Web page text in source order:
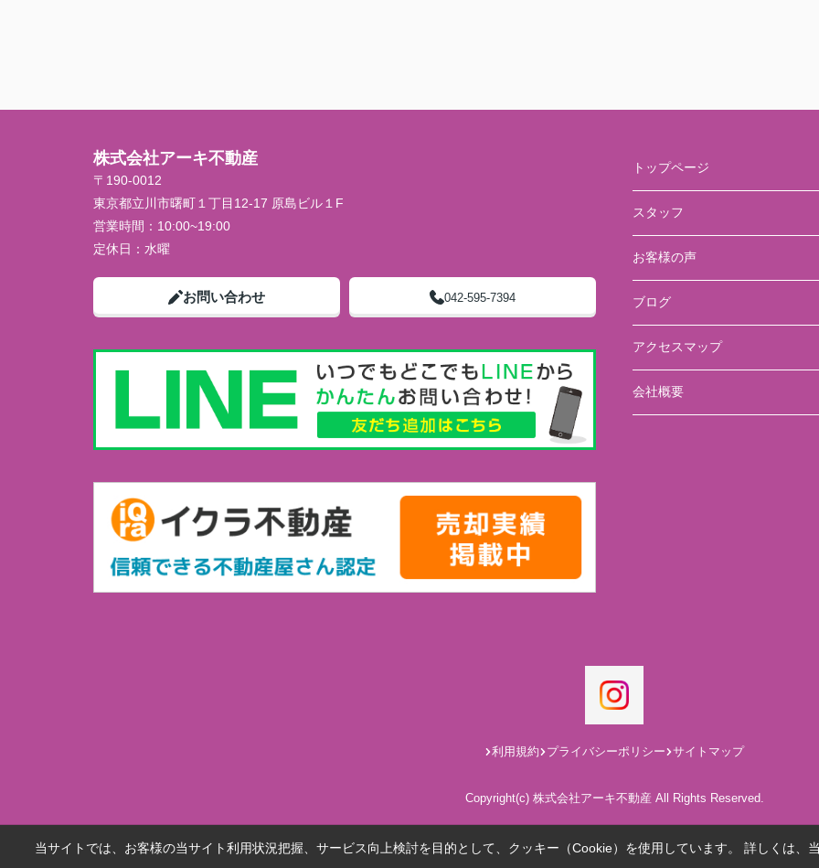
株式会社アーキ不動産
〒190-0012
東京都立川市曙町１丁目12-17 原島ビル１F
営業時間： 10:00~19:00
定休日： 水曜
お問い合わせ 042-595-7394
トップページ
スタッフ
お客様の声
ブログ
アクセスマップ
会社概要
利用規約 プライバシーポリシー サイトマップ
Copyright(c) 株式会社アーキ不動産 All Rights Reserved.
当サイトでは、お客様の当サイト利用状況把握、サービス向上検討を目的として、クッキー（Cookie）を使用しています。 詳しくは、